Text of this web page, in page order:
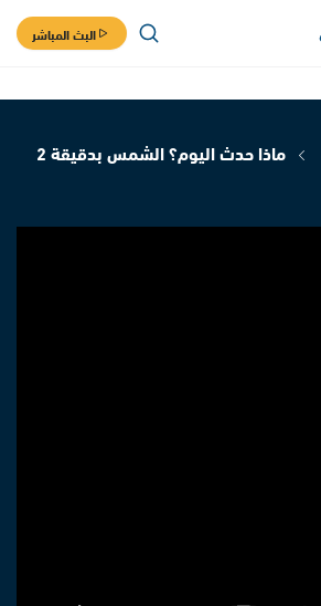
البث المباشر
ماذا حدث اليوم؟ الشمس بدقيقة 2